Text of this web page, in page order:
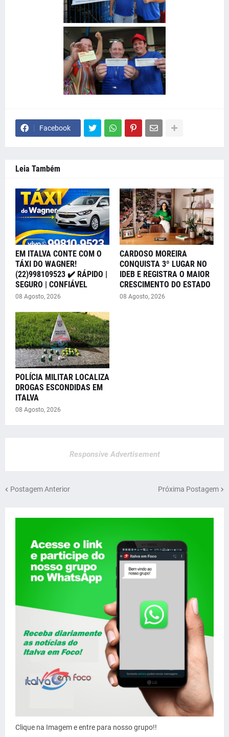
Facebook
Leia Também
EM ITALVA CONTE COM O
TÁXI DO WAGNER!
(22)998109523 ✔️ RÁPIDO |
SEGURO | CONFIÁVEL
08 Agosto, 2026
CARDOSO MOREIRA
CONQUISTA 3º LUGAR NO
IDEB E REGISTRA O MAIOR
CRESCIMENTO DO ESTADO
08 Agosto, 2026
POLÍCIA MILITAR LOCALIZA
DROGAS ESCONDIDAS EM
ITALVA
08 Agosto, 2026
Responsive Advertisement
Postagem Anterior Próxima Postagem
Clique na Imagem e entre para nosso grupo!!